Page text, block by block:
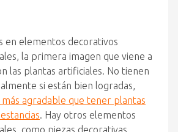
en elementos decorativos
la primera imagen que viene a
las plantas artificiales. No tienen
si están bien logradas,
agradable que tener plantas
. Hay otros elementos
como piezas decorativas